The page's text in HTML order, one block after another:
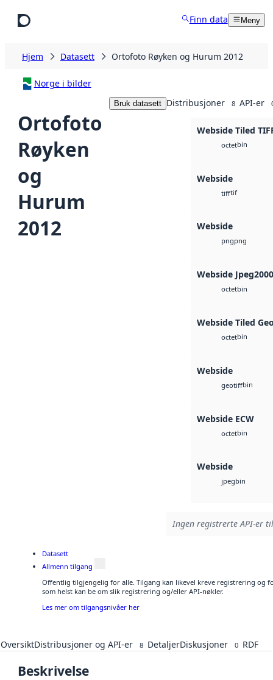
Finn data Meny
Hjem Datasett Ortofoto Røyken og Hurum 2012
Norge i bilder
Ortofoto
Røyken
og
Hurum
2012
Bruk datasett Distribusjoner 8 API-er
Webside Tiled
octetbin
Webside
tifftif
Webside
pngpng
Webside Jpeg2000
octetbin
Webside Tiled
octetbin
Webside
geotiffbin
Webside ECW
octetbin
Webside
jpegbin
Ingen registrerte API-er
Datasett
Allmenn tilgang
Offentlig tilgjengelig for alle. Tilgang kan likevel kreve registrering og
som helst kan be om slik registrering og/eller API-nøkler.
Les mer om tilgangsnivåer her
OversiktDistribusjoner og API-er 8 DetaljerDiskusjoner 0 RDF
Beskrivelse